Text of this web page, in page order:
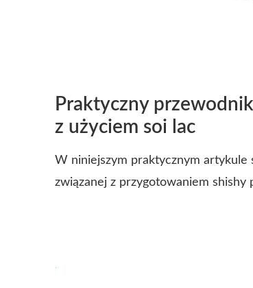
Praktyczny
z użyciem soi lac
W niniejszym praktycznym artykule
związanej z przygotowaniem